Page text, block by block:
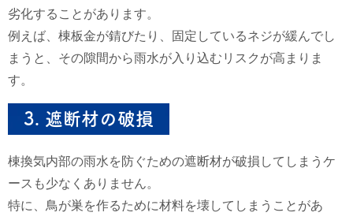
劣化することがあります。
例えば、棟板金が錆びたり、固定しているネジが緩んでし
まうと、その隙間から雨水が入り込むリスクが高まりま
す。
3. 遮断材の破損
棟換気内部の雨水を防ぐための遮断材が破損してしまうケ
ースも少なくありません。
特に、鳥が巣を作るために材料を壊してしまうことがあ